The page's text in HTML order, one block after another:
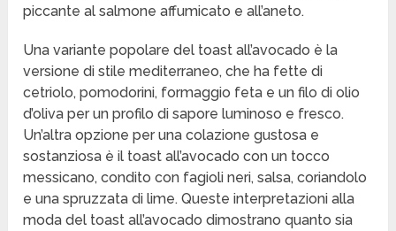
piccante al salmone affumicato e all’aneto.
Una variante popolare del toast all’avocado è la
versione di stile mediterraneo, che ha fette di
cetriolo, pomodorini, formaggio feta e un filo di olio
d’oliva per un profilo di sapore luminoso e fresco.
Un’altra opzione per una colazione gustosa e
sostanziosa è il toast all’avocado con un tocco
messicano, condito con fagioli neri, salsa, coriandolo
e una spruzzata di lime. Queste interpretazioni alla
moda del toast all’avocado dimostrano quanto sia